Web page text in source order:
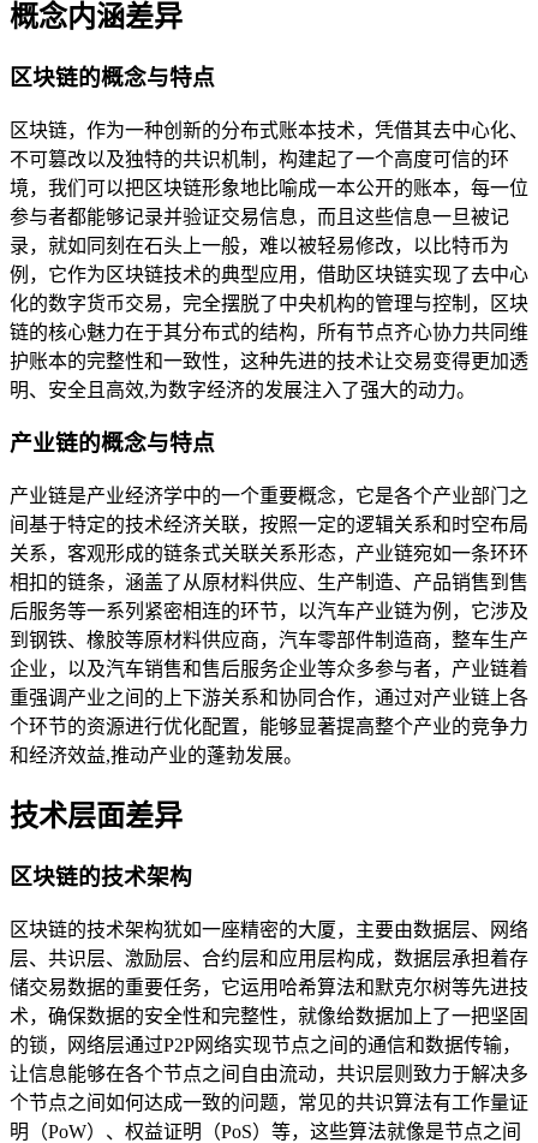
概念内涵差异
区块链的概念与特点
区块链，作为一种创新的分布式账本技术，凭借其去中心化、
不可篡改以及独特的共识机制，构建起了一个高度可信的环
境，我们可以把区块链形象地比喻成一本公开的账本，每一位
参与者都能够记录并验证交易信息，而且这些信息一旦被记
录，就如同刻在石头上一般，难以被轻易修改，以比特币为
例，它作为区块链技术的典型应用，借助区块链实现了去中心
化的数字货币交易，完全摆脱了中央机构的管理与控制，区块
链的核心魅力在于其分布式的结构，所有节点齐心协力共同维
护账本的完整性和一致性，这种先进的技术让交易变得更加透
明、安全且高效,为数字经济的发展注入了强大的动力。
产业链的概念与特点
产业链是产业经济学中的一个重要概念，它是各个产业部门之
间基于特定的技术经济关联，按照一定的逻辑关系和时空布局
关系，客观形成的链条式关联关系形态，产业链宛如一条环环
相扣的链条，涵盖了从原材料供应、生产制造、产品销售到售
后服务等一系列紧密相连的环节，以汽车产业链为例，它涉及
到钢铁、橡胶等原材料供应商，汽车零部件制造商，整车生产
企业，以及汽车销售和售后服务企业等众多参与者，产业链着
重强调产业之间的上下游关系和协同合作，通过对产业链上各
个环节的资源进行优化配置，能够显著提高整个产业的竞争力
和经济效益,推动产业的蓬勃发展。
技术层面差异
区块链的技术架构
区块链的技术架构犹如一座精密的大厦，主要由数据层、网络
层、共识层、激励层、合约层和应用层构成，数据层承担着存
储交易数据的重要任务，它运用哈希算法和默克尔树等先进技
术，确保数据的安全性和完整性，就像给数据加上了一把坚固
的锁，网络层通过P2P网络实现节点之间的通信和数据传输，
让信息能够在各个节点之间自由流动，共识层则致力于解决多
个节点之间如何达成一致的问题，常见的共识算法有工作量证
明（PoW）、权益证明（PoS）等，这些算法就像是节点之间